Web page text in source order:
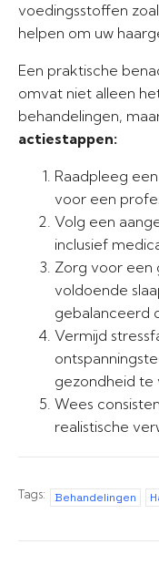
voedingsstoffen
helpen om uw
Een praktische
omvat niet alleen
behandelingen,
actiestappen:
Raadpleeg
voor een
Volg een
inclusief
Zorg voor een
voldoende
gebalanceerd
Vermijd
gezondheid te
Wees
realistische
Tags: Behandelingen